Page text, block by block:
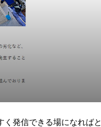
発信できる場になればと